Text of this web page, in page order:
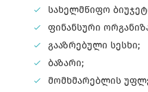
სახელმწიფო
ფინანსური
გააზრებული სესხი;
ბაზარი;
მომხმარებლის